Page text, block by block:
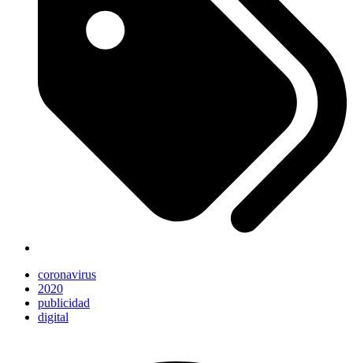
coronavirus
2020
publicidad
digital